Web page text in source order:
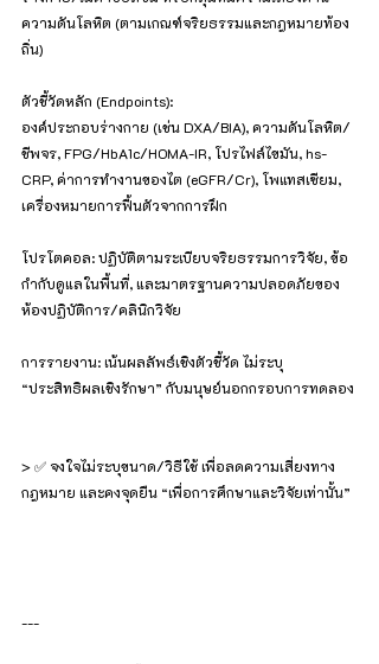
ความดันโลหิต (ตามเกณฑ์จริยธรรมและกฎหมายท้อง
ถิ่น)
ตัวชี้วัดหลัก (Endpoints):
องค์ประกอบร่างกาย (เช่น DXA/BIA), ความดันโลหิต/
ชีพจร, FPG/HbA1c/HOMA-IR, โปรไฟล์ไขมัน, hs-
CRP, ค่าการทำงานของไต (eGFR/Cr), โพแทสเซียม,
เครื่องหมายการฟื้นตัวจากการฝึก
โปรโตคอล: ปฏิบัติตามระเบียบจริยธรรมการวิจัย, ข้อ
กำกับดูแลในพื้นที่, และมาตรฐานความปลอดภัยของ
ห้องปฏิบัติการ/คลินิกวิจัย
การรายงาน: เน้นผลลัพธ์เชิงตัวชี้วัด ไม่ระบุ
“ประสิทธิผลเชิงรักษา” กับมนุษย์นอกกรอบการทดลอง
> ✅ จงใจไม่ระบุขนาด/วิธีใช้ เพื่อลดความเสี่ยงทาง
กฎหมาย และคงจุดยืน “เพื่อการศึกษาและวิจัยเท่านั้น”
---